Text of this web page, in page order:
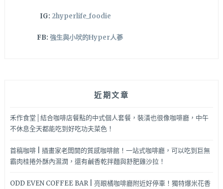
IG: 2hyperlife_foodie
FB: 強生與小吠的Hyper人蔘
近期文章
禾作食堂│結合咖啡店餐點的中式個人套餐，裝潢也很像咖啡廳，中午
不休息全天都能吃到好吃功夫菜色！
首稿咖啡 | 插畫家老闆開的質感咖啡館！一站式咖啡廳，可以吃到巨無
霸肉桂捲外酥內濕潤，還有鹹香乾拌麵與舒肥雞沙拉！
ODD EVEN COFFEE BAR | 亮眼橘咖啡廳附近好停車！獨特爆米花香